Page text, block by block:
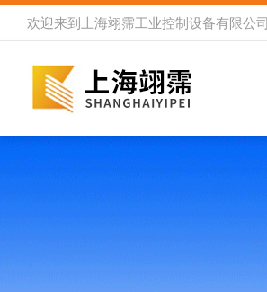
欢迎来到 上海翊霈工业控制设备有限公司